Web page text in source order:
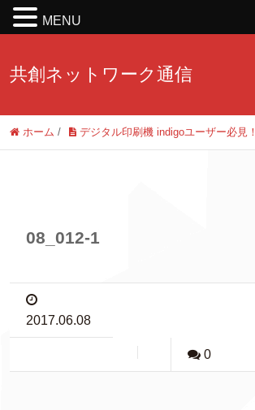
共創ネットワーク通信
ホーム / デジタル印刷機 indigoユーザー必見！
08_012-1
2017.06.08
0
MENU